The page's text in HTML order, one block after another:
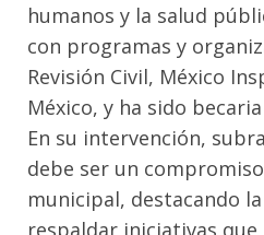
humanos y la salud
con programas y
Revisión Civil, México
México, y ha sido
En su intervención,
debe ser un
municipal, destacando